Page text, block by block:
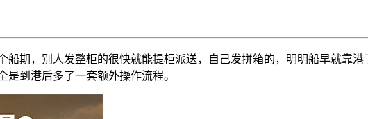
期，别人发整柜的很快就能提柜派送，自己发拼箱的，明明船早就靠
到港后多了一套额外操作流程。